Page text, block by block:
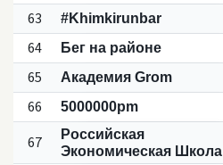
63
#Khimkirunbar
64
Бег на районе
65
Академия Grom
66
5000000pm
67
Российская
Экономическая Школа